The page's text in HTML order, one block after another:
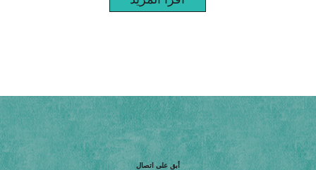
أبق على اتصال